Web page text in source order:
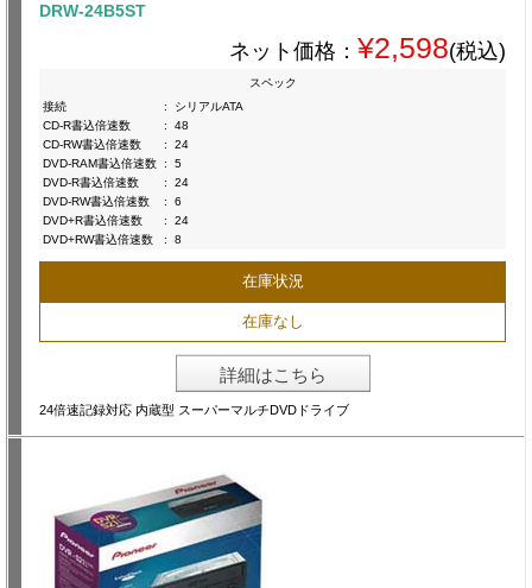
DRW-24B5ST
ネット価格： ¥2,598(税込)
スペック
接続
:
シリアルATA
CD-R書込倍速数
:
48
CD-RW書込倍速数
:
24
DVD-RAM書込倍速数 :
5
DVD-R書込倍速数
:
24
DVD-RW書込倍速数
:
6
DVD+R書込倍速数
:
24
DVD+RW書込倍速数
: 8
在庫状況
在庫なし
詳細はこちら
24倍速記録対応 内蔵型 スーパーマルチDVDドライブ